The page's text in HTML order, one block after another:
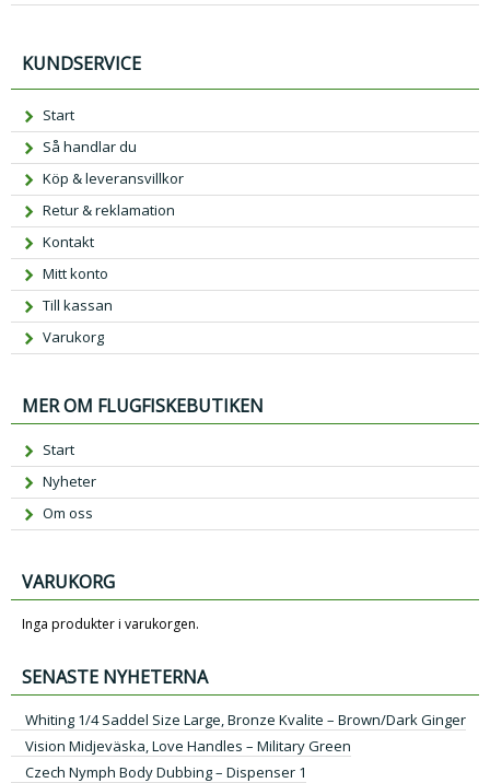
KUNDSERVICE
Start
Så handlar du
Köp & leveransvillkor
Retur & reklamation
Kontakt
Mitt konto
Till kassan
Varukorg
MER OM FLUGFISKEBUTIKEN
Start
Nyheter
Om oss
VARUKORG
Inga produkter i varukorgen.
SENASTE NYHETERNA
Whiting 1/4 Saddel Size Large, Bronze Kvalite – Brown/Dark Ginger
Vision Midjeväska, Love Handles – Military Green
Czech Nymph Body Dubbing – Dispenser 1